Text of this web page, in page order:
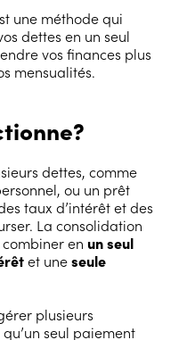
une méthode qui
dettes en un seul
vos finances plus
mensualités.
dettes, comme
ou un prêt
taux d’intérêt et des
La consolidation
en un seul
et uneseule
plusieurs
seul paiement